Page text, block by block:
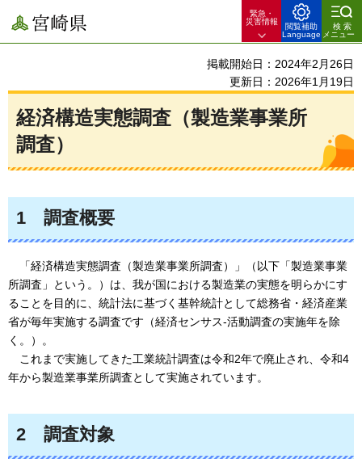
宮崎県
緊急・
災害情報
閲覧補助
Language
検索
メニュー
掲載開始日：2024年2月26日
更新日：2026年1月19日
経済構造実態調査（製造業事業所
調査）
1 調査概要
「経済構造実態調査（製造業事業所調査）」（以下「製造業事業
所調査」という。）は、我が国における製造業の実態を明らかにす
ることを目的に、統計法に基づく基幹統計として総務省・経済産業
省が毎年実施する調査です（経済センサス-活動調査の実施年を除
く。）。
これまで実施してきた工業統計調査は令和2年で廃止され、令和4
年から製造業事業所調査として実施されています。
2 調査対象